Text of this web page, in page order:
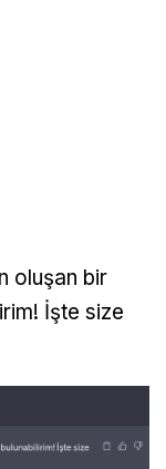
oluşan bir
İşte size